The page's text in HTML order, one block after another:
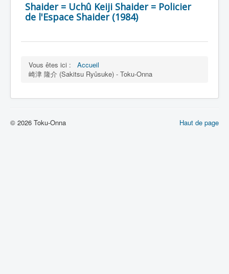
Dessins
Lexique
Shaider = Uchû Keiji Shaider = Policier
de l'Espace Shaider (1984)
Vous êtes ici :
Accueil
崎津 隆介 (Sakitsu Ryûsuke) - Toku-Onna
Haut de page
© 2026 Toku-Onna